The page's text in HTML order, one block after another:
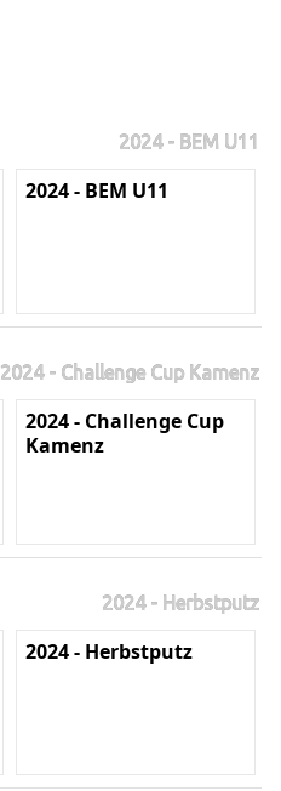
2024 - BEM U11
2024 - BEM U11
2024 - Challenge Cup Kamenz
2024 - Challenge Cup
Kamenz
2024 - Herbstputz
2024 - Herbstputz